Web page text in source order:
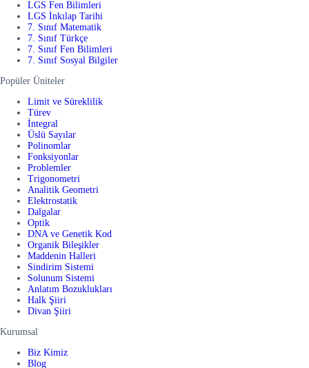
LGS Fen Bilimleri
LGS İnkılap Tarihi
7. Sınıf Matematik
7. Sınıf Türkçe
7. Sınıf Fen Bilimleri
7. Sınıf Sosyal Bilgiler
Popüler Üniteler
Limit ve Süreklilik
Türev
İntegral
Üslü Sayılar
Polinomlar
Fonksiyonlar
Problemler
Trigonometri
Analitik Geometri
Elektrostatik
Dalgalar
Optik
DNA ve Genetik Kod
Organik Bileşikler
Maddenin Halleri
Sindirim Sistemi
Solunum Sistemi
Anlatım Bozuklukları
Halk Şiiri
Divan Şiiri
Kurumsal
Biz Kimiz
Blog